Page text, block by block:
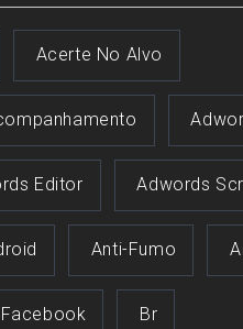
Acerte No Alvo
Editor Adwords
Anti-Fumo
Br